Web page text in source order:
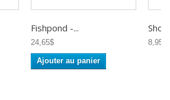
Fishpond -...
24,65$
Ajouter au panier
Shor
8,95$